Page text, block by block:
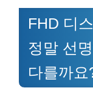
FHD 디
정말 선
다를까요